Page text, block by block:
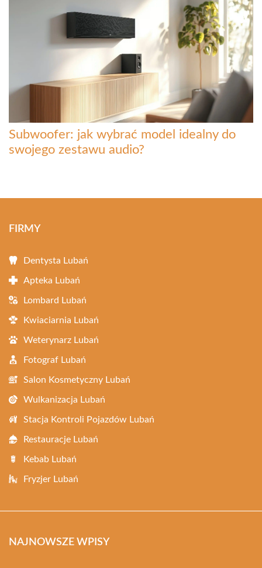
Subwoofer: jak wybrać model idealny do
swojego zestawu audio?
FIRMY
Dentysta Lubań
Apteka Lubań
Lombard Lubań
Kwiaciarnia Lubań
Weterynarz Lubań
Fotograf Lubań
Salon Kosmetyczny Lubań
Wulkanizacja Lubań
Stacja Kontroli Pojazdów Lubań
Restauracje Lubań
Kebab Lubań
Fryzjer Lubań
NAJNOWSZE WPISY